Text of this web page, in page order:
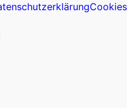
Cookies